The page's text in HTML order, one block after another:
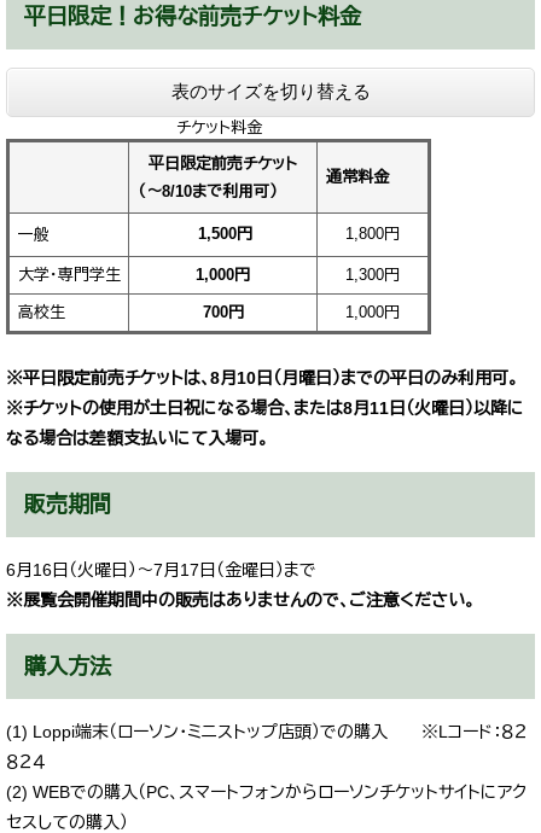
平日限定！お得な前売チケット料金
表のサイズを切り替える
チケット料金
平日限定前売チケット
（～8/10まで利用可）
通常料金
一般 1,500円 1,800円​
大学・専門学生 1,000円 1,300円
高校生 700円 1,000円
※平日限定前売チケットは、8月10日（月曜日）までの平日のみ利用可。
※チケットの使用が土日祝になる場合、または8月11日（火曜日）以降に
なる場合は差額支払いにて入場可。
販売期間
6月16日（火曜日）～7月17日（金曜日）まで
※展覧会開催期間中の販売はありませんので、ご注意ください。
購入方法
(1) Loppi端末（ローソン・ミニストップ店頭）での購入 ※Lコード：８２
８２４
(2) WEBでの購入（PC、スマートフォンからローソンチケットサイトにアク
セスしての購入）